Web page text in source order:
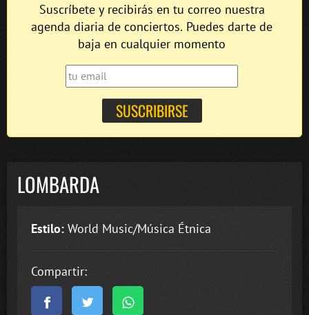
Suscríbete y recibirás en tu correo nuestra
agenda diaria de conciertos. Puedes darte de
baja en cualquier momento
LOMBARDA
Estilo: World Music/Música Étnica
Compartir: